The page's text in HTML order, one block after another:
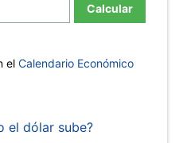
Calcular
el Calendario Económico
el dólar sube?